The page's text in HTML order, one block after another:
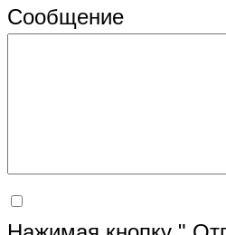
Сообщение